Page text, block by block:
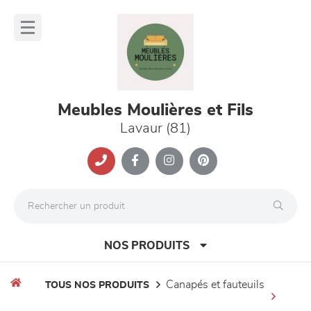
Meubles Moulières et Fils
Lavaur (81)
NOS PRODUITS
TOUS NOS PRODUITS canapés et fauteuils